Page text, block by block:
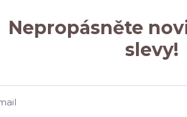
Nepropásněte
slevy!